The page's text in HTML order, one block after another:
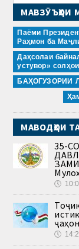
МАВЗӮЪҲОИ
Паёми
Раҳмон ба
Даҳсолаи
устувор»
БАҲОГУЗОРИИ
МАВОДҲОИ
35-
🕔
🕔